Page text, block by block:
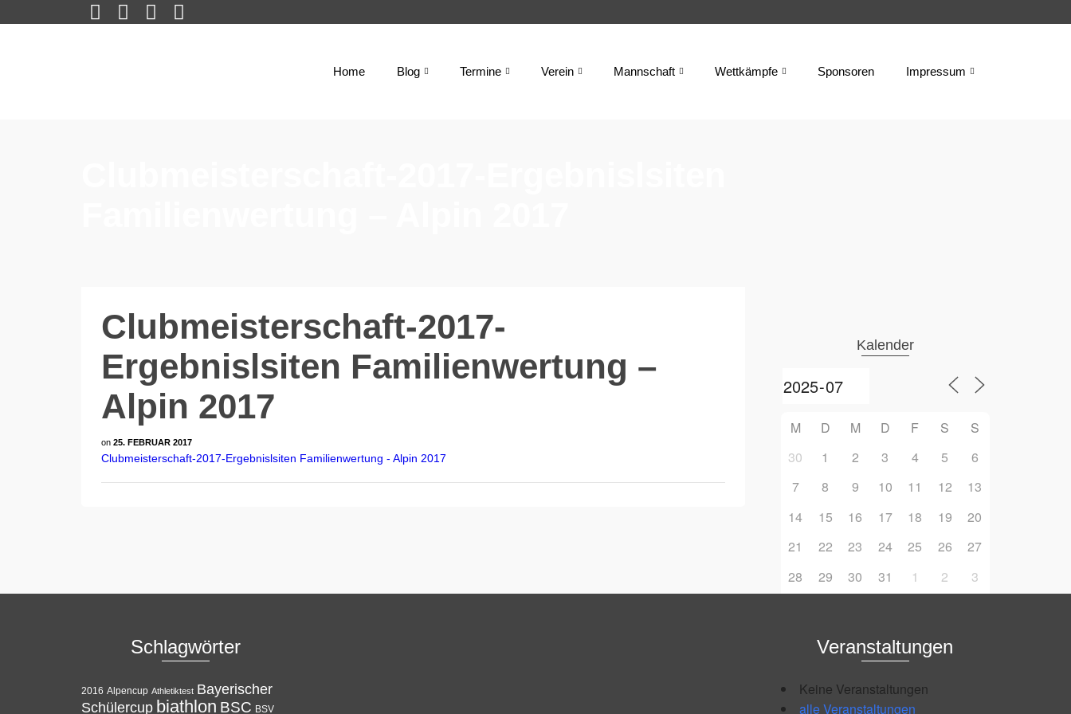
Home Blog Termine Verein Mannschaft Wettkämpfe Sponsoren Impressum
Clubmeisterschaft-2017-
Ergebnislsiten Familienwertung –
Alpin 2017
on 25. FEBRUAR 2017
Clubmeisterschaft-2017-Ergebnislsiten Familienwertung - Alpin 2017
Kalender
M D M D F S
S
30
1 2 3 4 5
6
7
8 9 10 11 12
13
14
15 16 17 18 19
20
21
22 23 24 25 26
27
28
29 30 31 1 2 3
Schlagwörter
2016 Alpencup Athletiktest Bayerischer
Schülercup biathlon BSC BSV
Veranstaltungen
Keine Veranstaltungen
alle Veranstaltungen